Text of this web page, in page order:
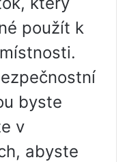
použít k
byste
v
abyste